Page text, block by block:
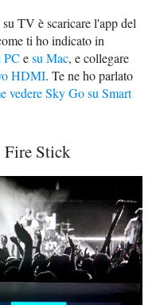
TV è scaricare l'app del
ti ho indicato in
PC esu Mac, e collegare
HDMI. Te ne ho parlato
vedere Sky Go su Smart
Fire Stick